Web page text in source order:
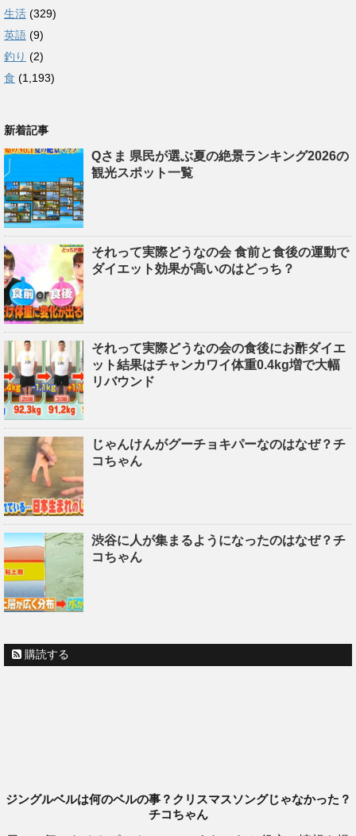
生活 (329)
英語 (9)
釣り (2)
食 (1,193)
新着記事
Qさま 県民が選ぶ夏の絶景ランキング2026の
観光スポット一覧
それって実際どうなの会 食前と食後の運動で
ダイエット効果が高いのはどっち？
それって実際どうなの会の食後にお酢ダイエ
ット結果はチャンカワイ体重0.4kg増で大幅
リバウンド
じゃんけんがグーチョキパーなのはなぜ？チ
コちゃん
渋谷に人が集まるようになったのはなぜ？チ
コちゃん
購読する
ジングルベルは何のベルの事？クリスマスソングじゃなかった？
チコちゃん